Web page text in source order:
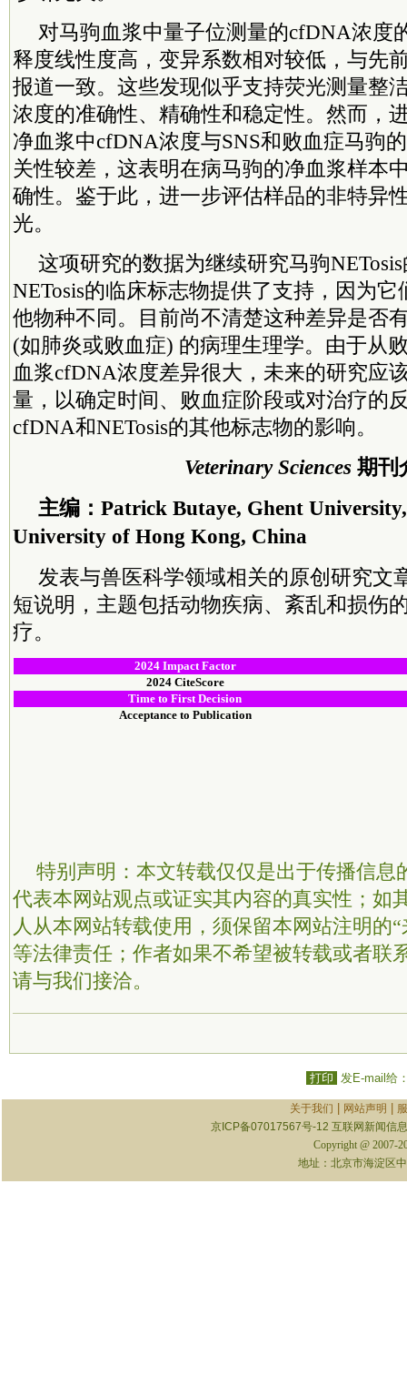
对马驹血浆中量子位测量的cfDNA浓度
释度线性度高，变异系数相对较低，与先
报道一致。这些发现似乎支持荧光测量整
浓度的准确性、精确性和稳定性。然而，
净血浆中cfDNA浓度与SNS和败血症马驹
关性较差，这表明在病马驹的净血浆样本
确性。鉴于此，进一步评估样品的非特异
光。
这项研究的数据为继续研究马驹
NETosis的临床标志物提供了支持，因为
他物种不同。目前尚不清楚这种差异是否
(如肺炎或败血症) 的病理生理学。由于从
血浆cfDNA浓度差异很大，未来的研究应
量，以确定时间、败血症阶段或对治疗的
cfDNA和NETosis的其他标志物的影响。
Veterinary Sciences 期刊
主编：Patrick Butaye, Ghent
University of Hong Kong, China
发表与兽医科学领域相关的原创研究文
短说明，主题包括动物疾病、紊乱和损伤
疗。
2024Impact Factor
2024CiteScore
Time to First Decision
Acceptance to Publication
特别声明：本文转载仅仅是出于传播信息
代表本网站观点或证实其内容的真实性；如
人从本网站转载使用，须保留本网站注明的
等法律责任；作者如果不希望被转载或者联
请与我们接洽。
打印 发E-mail给
关于我们 网站声明
京ICP备07017567号-12 互联网新闻信
Copyright @ 2007-
地址：北京市海淀区